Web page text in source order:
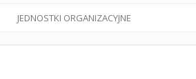
JEDNOSTKI ORGANIZACYJNE